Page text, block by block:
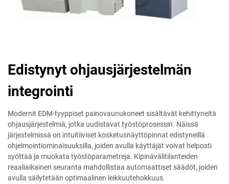
Edistynyt ohjausjärjestelmän
integrointi
Modernit EDM-tyyppiset painovaunukoneet sisältävät kehittyneitä
ohjausjärjestelmiä, jotka uudistavat työstöprosessin. Näissä
järjestelmissä on intuitiiviset kosketusnäyttöpinnat edistyneillä
ohjelmointiominaisuuksilla, joiden avulla käyttäjät voivat helposti
syöttää ja muokata työstöparametreja. Kipinävälitilanteiden
reaaliaikainen seuranta mahdollistaa automaattiset säädöt, joiden
avulla säilytetään optimaalinen leikkuutehokkuus.